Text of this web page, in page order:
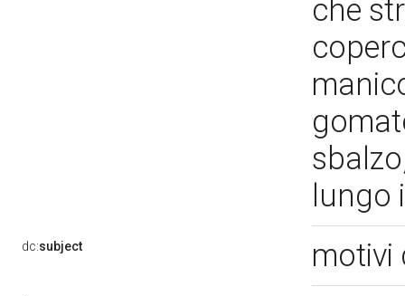
che
dc:subject motivi